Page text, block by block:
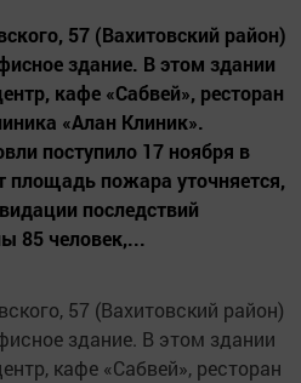
57 (Вахитовский район)
здание. В этом здании
кафе «Сабвей», ресторан
«Алан Клиник».
поступило 17 ноября в
пожара уточняется,
последствий
85 человек,...
57 (Вахитовский район)
здание. В этом здании
кафе «Сабвей», ресторан